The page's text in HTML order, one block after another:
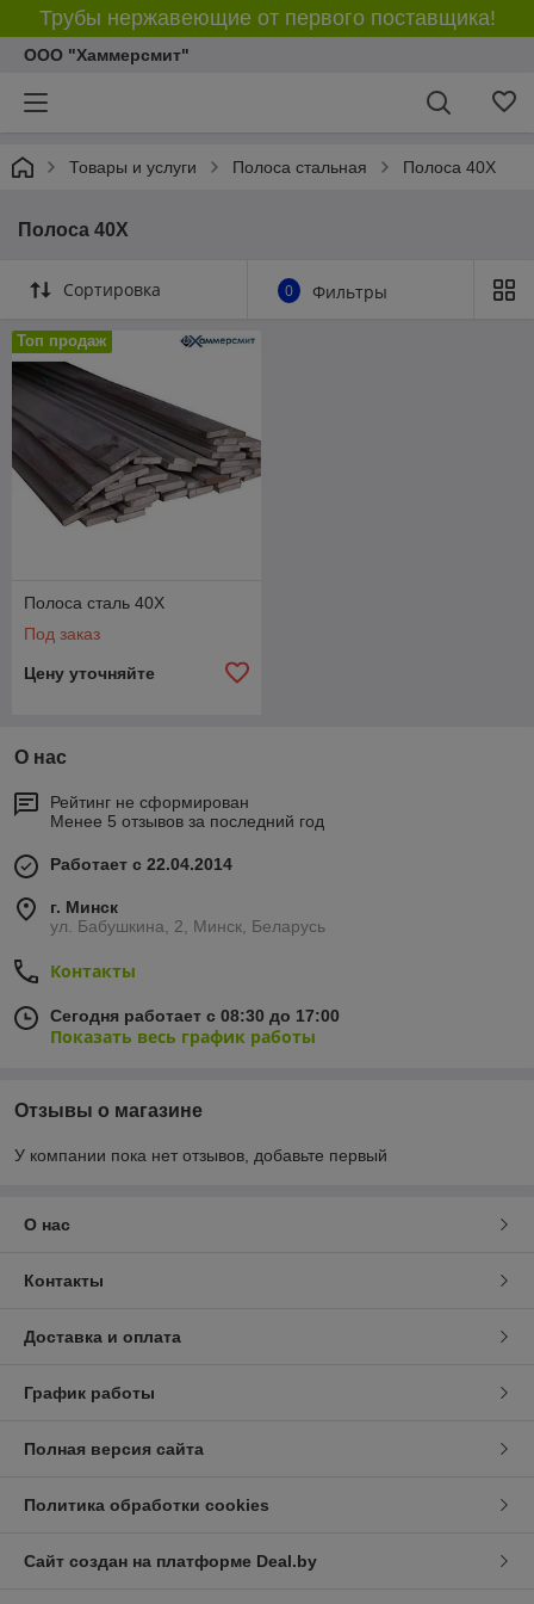
Трубы нержавеющие от первого поставщика!
ООО "Хаммерсмит"
Товары и услуги Полоса стальная Полоса 40Х
Полоса 40Х
Сортировка 0 Фильтры
Топ продаж
Полоса сталь 40Х
Под заказ
Цену уточняйте
О нас
Рейтинг не сформирован
Менее 5 отзывов за последний год
Работает с 22.04.2014
г. Минск
ул. Бабушкина, 2, Минск, Беларусь
Контакты
Сегодня работает с 08:30 до 17:00
Показать весь график работы
Отзывы о магазине
У компании пока нет отзывов, добавьте первый
О нас
Контакты
Доставка и оплата
График работы
Полная версия сайта
Политика обработки cookies
Сайт создан на платформе Deal.by